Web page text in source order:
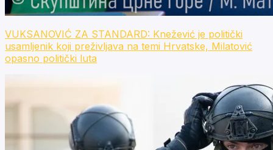
VUKSANOVIĆ ZA STANDARD: Knežević je politički
usamljenik koji preživljava na temi Hrvatske, Milatović
opasno politički luta